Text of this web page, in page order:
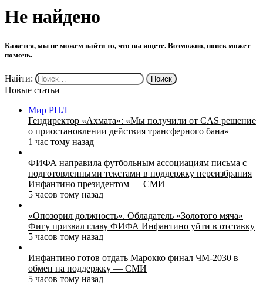
Не найдено
Кажется, мы не можем найти то, что вы ищете. Возможно, поиск может
помочь.
Найти:
Новые статьи
Мир РПЛ
Гендиректор «Ахмата»: «Мы получили от CAS решение
о приостановлении действия трансферного бана»
1 час тому назад
ФИФА направила футбольным ассоциациям письма с
подготовленными текстами в поддержку переизбрания
Инфантино президентом — СМИ
5 часов тому назад
«Опозорил должность». Обладатель «Золотого мяча»
Фигу призвал главу ФИФА Инфантино уйти в отставку
5 часов тому назад
Инфантино готов отдать Марокко финал ЧМ‑2030 в
обмен на поддержку — СМИ
5 часов тому назад